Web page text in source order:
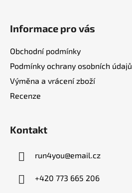
Informace pro vás
Obchodní podmínky
Podmínky ochrany osobních údajů
Výměna a vrácení zboží
Recenze
Kontakt
run4you@email.cz
+420 773 665 206